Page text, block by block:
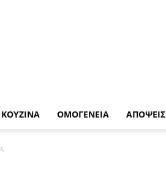
ΚΟΥΖΙΝΑ ΟΜΟΓΕΝΕΙΑ ΑΠΟΨΕΙΣ